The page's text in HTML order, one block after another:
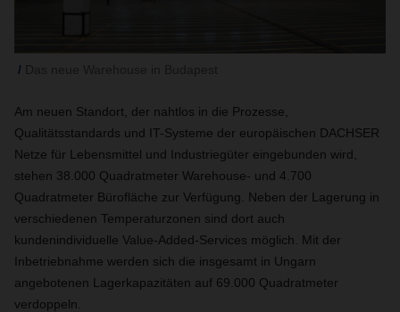
Am neuen Standort, der nahtlos in die Prozesse,
Qualitätsstandards und IT-Systeme der europäischen DACHSER
Netze für Lebensmittel und Industriegüter eingebunden wird,
stehen 38.000 Quadratmeter Warehouse- und 4.700
Quadratmeter Bürofläche zur Verfügung. Neben der Lagerung in
verschiedenen Temperaturzonen sind dort auch
kundenindividuelle Value-Added-Services möglich. Mit der
Inbetriebnahme werden sich die insgesamt in Ungarn
angebotenen Lagerkapazitäten auf 69.000 Quadratmeter
verdoppeln.